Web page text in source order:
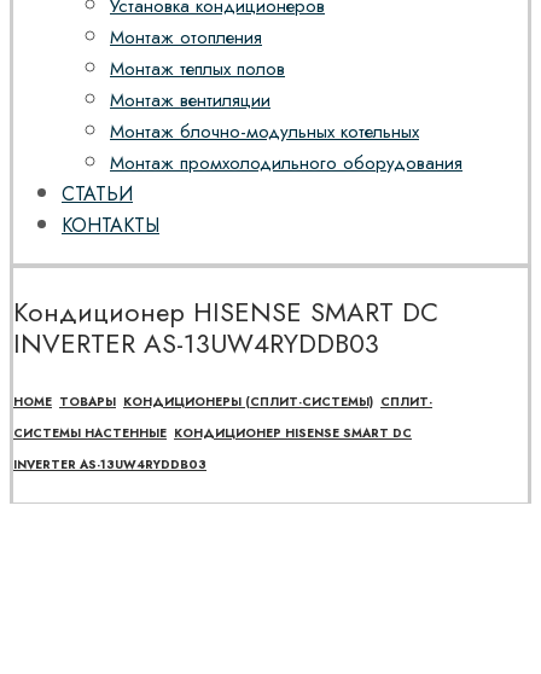
Установка кондиционеров
Монтаж отопления
Монтаж теплых полов
Монтаж вентиляции
Монтаж блочно-модульных котельных
Монтаж промхолодильного оборудования
СТАТЬИ
КОНТАКТЫ
Кондиционер HISENSE SMART DC
INVERTER AS-13UW4RYDDB03
HOME ТОВАРЫ КОНДИЦИОНЕРЫ (СПЛИТ-СИСТЕМЫ) СПЛИТ-
СИСТЕМЫ НАСТЕННЫЕ КОНДИЦИОНЕР HISENSE SMART DC
INVERTER AS-13UW4RYDDB03